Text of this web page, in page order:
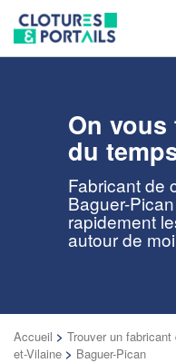
On
du
Fabricant de
Baguer-
rapidement
autour de moi
Accueil > Trouver un
et-Vilaine > Baguer-Pican